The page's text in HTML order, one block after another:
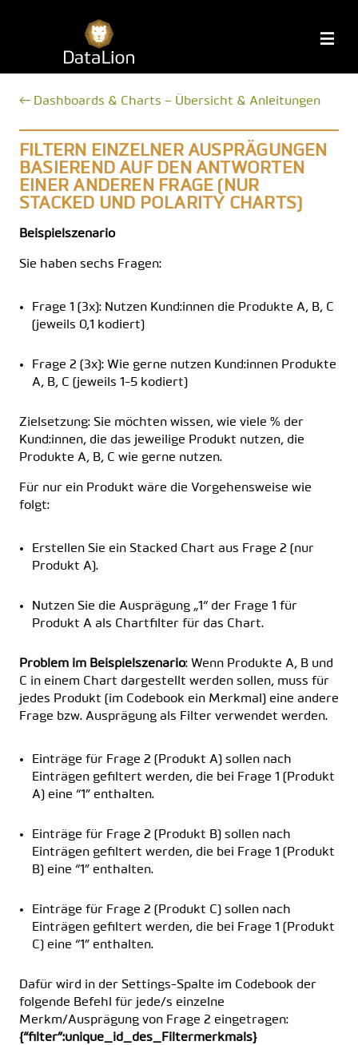
← Dashboards & Charts – Übersicht & Anleitungen
FILTERN EINZELNER AUSPRÄGUNGEN
BASIEREND AUF DEN ANTWORTEN
EINER ANDEREN FRAGE (NUR
STACKED UND POLARITY CHARTS)
Beispielszenario
Sie haben sechs Fragen:
Frage 1 (3x): Nutzen Kund:innen die Produkte A, B, C
(jeweils 0,1 kodiert)
Frage 2 (3x): Wie gerne nutzen Kund:innen Produkte
A, B, C (jeweils 1-5 kodiert)
Zielsetzung: Sie möchten wissen, wie viele % der
Kund:innen, die das jeweilige Produkt nutzen, die
Produkte A, B, C wie gerne nutzen.
Für nur ein Produkt wäre die Vorgehensweise wie
folgt:
Erstellen Sie ein Stacked Chart aus Frage 2 (nur
Produkt A).
Nutzen Sie die Ausprägung „1“ der Frage 1 für
Produkt A als Chartfilter für das Chart.
Problem im Beispielszenario: Wenn Produkte A, B und
C in einem Chart dargestellt werden sollen, muss für
jedes Produkt (im Codebook ein Merkmal) eine andere
Frage bzw. Ausprägung als Filter verwendet werden.
Einträge für Frage 2 (Produkt A) sollen nach
Einträgen gefiltert werden, die bei Frage 1 (Produkt
A) eine “1” enthalten.
Einträge für Frage 2 (Produkt B) sollen nach
Einträgen gefiltert werden, die bei Frage 1 (Produkt
B) eine “1” enthalten.
Einträge für Frage 2 (Produkt C) sollen nach
Einträgen gefiltert werden, die bei Frage 1 (Produkt
C) eine “1” enthalten.
Dafür wird in der Settings-Spalte im Codebook der
folgende Befehl für jede/s einzelne
Merkm/Ausprägung von Frage 2 eingetragen:
{“filter”:unique_id_des_Filtermerkmals}